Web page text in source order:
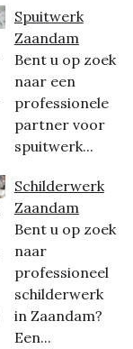
Spuitwerk
Zaandam
Bent u op zoek
naar een
professionele
partner voor
spuitwerk...
Schilderwerk
Zaandam
Bent u op zoek
naar
professioneel
schilderwerk
in Zaandam?
Een...